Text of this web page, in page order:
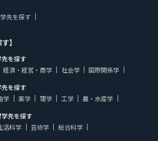
先を探す
】
を探す
経済・経営・商学 社会学
国際関係学
を探す
学 薬学 理学 工学
農・水産学
先を探す
活科学 芸術学 総合科学